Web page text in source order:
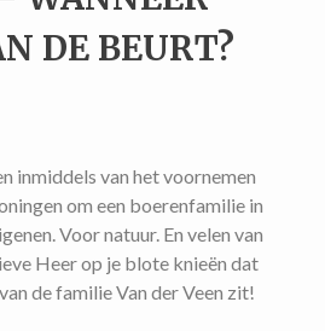
DE BEURT?
inmiddels van het voornemen
om een boerenfamilie in
Voor natuur. En velen van
Heer op je blote knieën dat
de familie Van der Veen zit!